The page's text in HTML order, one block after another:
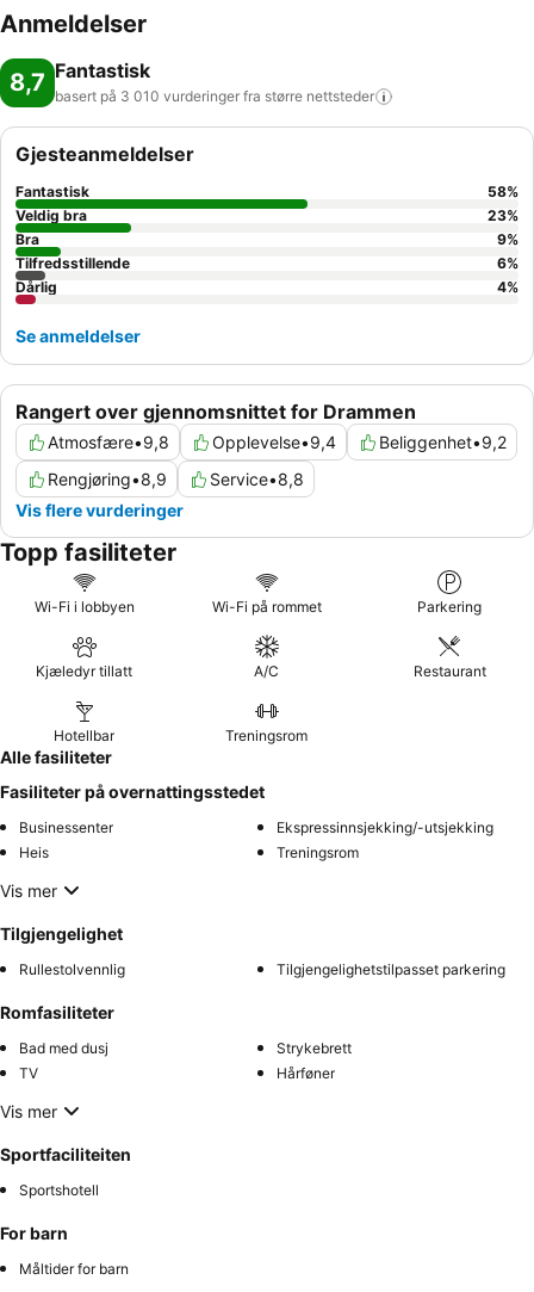
Anmeldelser
8,7 Fantastisk
basert på 3 010 vurderinger fra større nettsteder
Rangert over gjennomsnittet for Drammen
Atmosfære•9,8 Opplevelse•9,4 Beliggenhet•9,2
Rengjøring•8,9 Service•8,8
Vis flere vurderinger
Gjesteanmeldelser
Fantastisk 58%
Veldig bra
23%
Bra
9%
Tilfredsstillende
6%
Dårlig
4%
Se anmeldelser
Topp fasiliteter
Wi-Fi i lobbyen Wi-Fi på rommet Parkering
Kjæledyr tillatt A/C Restaurant
Hotellbar Treningsrom
Alle fasiliteter
Fasiliteter på overnattingsstedet
Businessenter
Ekspressinnsjekking/-utsjekking
Heis
Treningsrom
Vis mer
Tilgjengelighet
Rullestolvennlig Tilgjengelighetstilpasset parkering
Romfasiliteter
Bad med dusj
Strykebrett
TV
Hårføner
Vis mer
Sportfaciliteiten
Sportshotell
For barn
Måltider for barn